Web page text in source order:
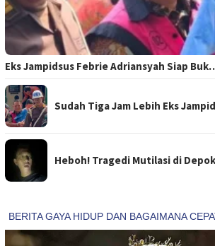
Eks Jampidsus Febrie Adriansyah Siap
Sudah Tiga Jam Lebih Eks
Heboh! Tragedi Mutilasi di